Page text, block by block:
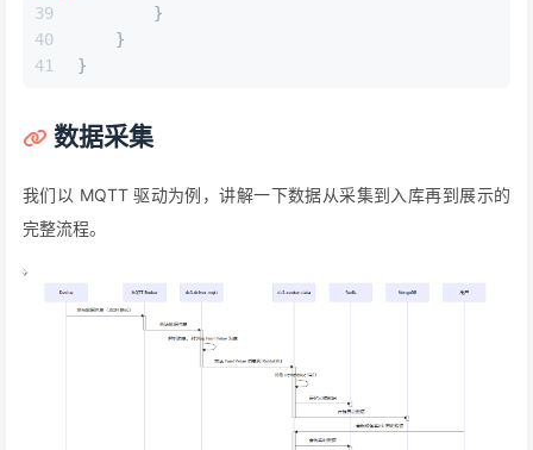
        }
    }
}
数据采集
我们以 MQTT 驱动为例，讲解一下数据从采集到入库再到展示的
完整流程。